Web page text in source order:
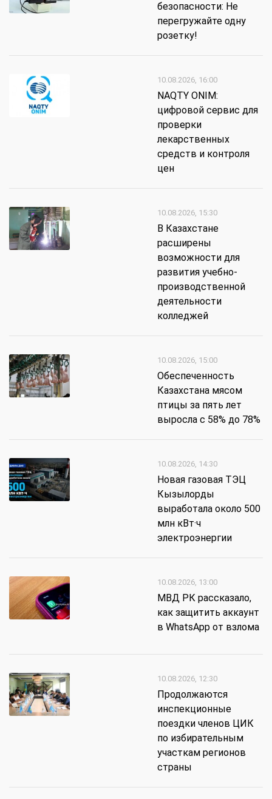
безопасности: Не
перегружайте одну
розетку!
10.08.2026, 16:00
NAQTY ONIM:
цифровой сервис для
проверки
лекарственных
средств и контроля
цен
10.08.2026, 15:30
В Казахстане
расширены
возможности для
развития учебно-
производственной
деятельности
колледжей
10.08.2026, 15:00
Обеспеченность
Казахстана мясом
птицы за пять лет
выросла с 58% до 78%
10.08.2026, 14:30
Новая газовая ТЭЦ
Кызылорды
выработала около 500
млн кВт·ч
электроэнергии
10.08.2026, 13:00
МВД РК рассказало,
как защитить аккаунт
в WhatsApp от взлома
10.08.2026, 12:30
Продолжаются
инспекционные
поездки членов ЦИК
по избирательным
участкам регионов
страны